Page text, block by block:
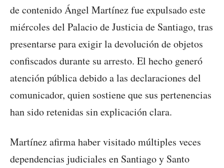
de contenido Ángel Martínez fue expulsado este
miércoles del Palacio de Justicia de Santiago, tras
presentarse para exigir la devolución de objetos
confiscados durante su arresto. El hecho generó
atención pública debido a las declaraciones del
comunicador, quien sostiene que sus pertenencias
han sido retenidas sin explicación clara.
Martínez afirma haber visitado múltiples veces
dependencias judiciales en Santiago y Santo